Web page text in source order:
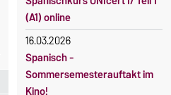
(A1) online
16.03.2026
Spanisch -
Sommersemesterauftakt im